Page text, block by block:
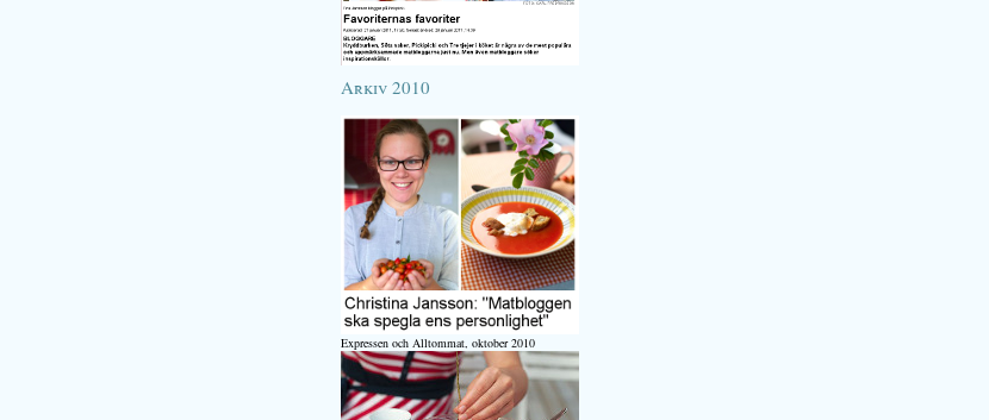
Arkiv 2010
Expressen och Alltommat, oktober 2010